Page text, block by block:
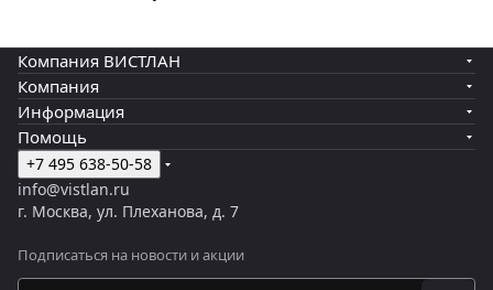
Компания ВИСТЛАН
Компания
Информация
Помощь
+7 495 638-50-58
info@vistlan.ru
г. Москва, ул. Плеханова, д. 7
Подписаться на новости и акции